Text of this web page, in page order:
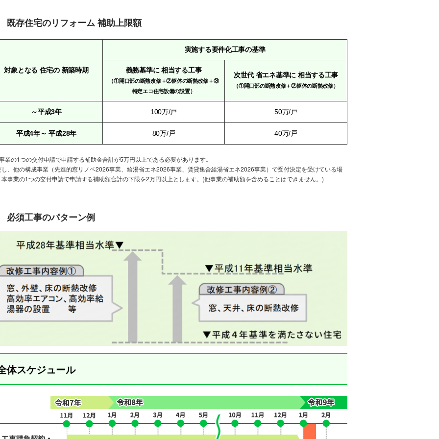
既存住宅のリフォーム 補助上限額
対象となる 住宅の新築時期
実施する要件化工事の基準
義務基準に 相当する工事
（①開口部の断熱改修＋②躯体の断熱改修＋③
特定エコ住宅設備の設置）
次世代 省エネ基準に 相当する工事
（①開口部の断熱改修＋②躯体の断熱改修）
～平成3年 100万/戸 50万/戸
平成4年～ 平成28年 80万/戸 40万/戸
業の1つの交付申請で申請する補助金合計が5万円以上である必要があります。
し、他の構成事業（先進的窓リノベ2026事業、給湯省エネ2026事業、賃貸集合給湯省エネ2026事業）で受付決定を受けている場
事業の1つの交付申請で申請する補助額合計の下限を2万円以上とします。(他事業の補助額を含めることはできません。)
必須工事のパターン例
体スケジュール